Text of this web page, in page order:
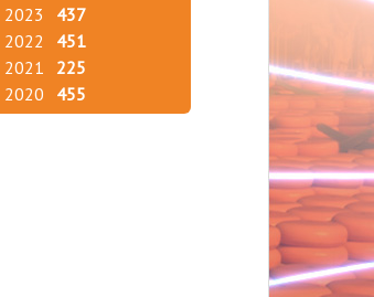
2023
437
2022
451
2021
225
2020
455